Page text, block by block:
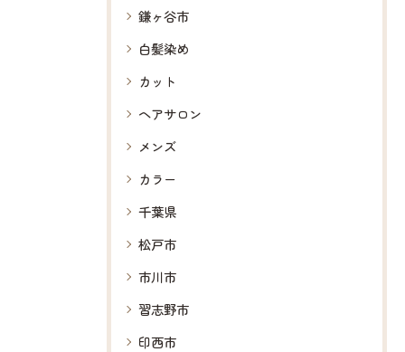
鎌ヶ谷市
白髪染め
カット
ヘアサロン
メンズ
カラー
千葉県
松戸市
市川市
習志野市
印西市